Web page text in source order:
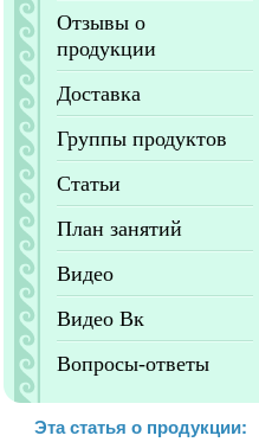
Отзывы о
продукции
Доставка
Группы продуктов
Статьи
План занятий
Видео
Видео Вк
Вопросы-ответы
Эта статья о продукции: